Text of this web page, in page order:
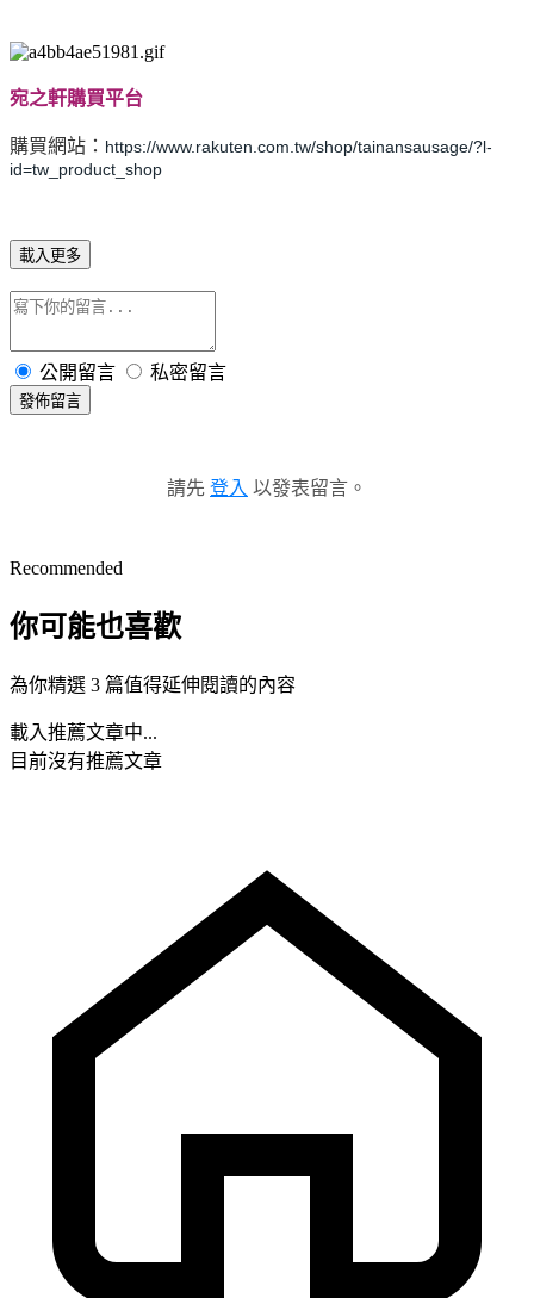
宛之軒購買平台
購買網站： https://www.rakuten.com.tw/shop/tainansausage/?l-
id=tw_product_shop
載入更多
公開留言 私密留言
發佈留言
請先 登入 以發表留言。
Recommended
你可能也喜歡
為你精選 3 篇值得延伸閱讀的內容
載入推薦文章中...
目前沒有推薦文章